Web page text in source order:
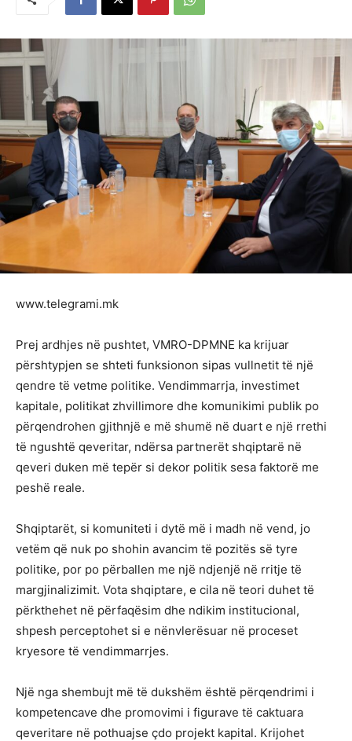
www.telegrami.mk
Prej ardhjes në pushtet, VMRO-DPMNE ka krijuar
përshtypjen se shteti funksionon sipas vullnetit të një
qendre të vetme politike. Vendimmarrja, investimet
kapitale, politikat zhvillimore dhe komunikimi publik po
përqendrohen gjithnjë e më shumë në duart e një rrethi
të ngushtë qeveritar, ndërsa partnerët shqiptarë në
qeveri duken më tepër si dekor politik sesa faktorë me
peshë reale.
Shqiptarët, si komuniteti i dytë më i madh në vend, jo
vetëm që nuk po shohin avancim të pozitës së tyre
politike, por po përballen me një ndjenjë në rritje të
margjinalizimit. Vota shqiptare, e cila në teori duhet të
përkthehet në përfaqësim dhe ndikim institucional,
shpesh perceptohet si e nënvlerësuar në proceset
kryesore të vendimmarrjes.
Një nga shembujt më të dukshëm është përqendrimi i
kompetencave dhe promovimi i figurave të caktuara
qeveritare në pothuajse çdo projekt kapital. Krijohet